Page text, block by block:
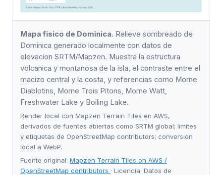
Mapa fisico de Dominica. Relieve sombreado de
Dominica generado localmente con datos de
elevacion SRTM/Mapzen. Muestra la estructura
volcanica y montanosa de la isla, el contraste entre el
macizo central y la costa, y referencias como Morne
Diablotins, Morne Trois Pitons, Morne Watt,
Freshwater Lake y Boiling Lake.
Render local con Mapzen Terrain Tiles en AWS,
derivados de fuentes abiertas como SRTM global; limites
y etiquetas de OpenStreetMap contributors; conversion
local a WebP.
Fuente original: Mapzen Terrain Tiles on AWS /
OpenStreetMap contributors · Licencia: Datos de